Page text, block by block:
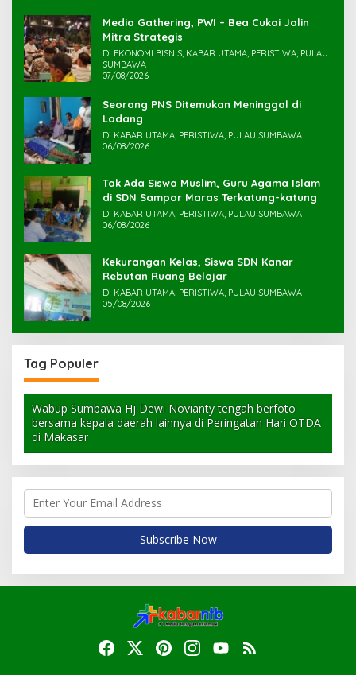
Media Gathering, PWI – Bea Cukai Jalin
Mitra Strategis
Di EKONOMI BISNIS, KABAR UTAMA, PERISTIWA, PULAU
SUMBAWA
07/08/2026
Seorang PNS Ditemukan Meninggal di
Ladang
Di KABAR UTAMA, PERISTIWA, PULAU SUMBAWA
06/08/2026
Tak Ada Siswa Muslim, Guru Agama Islam
di SDN Sampar Maras Terkatung-katung ‎
Di KABAR UTAMA, PERISTIWA, PULAU SUMBAWA
06/08/2026
Kekurangan Kelas, Siswa SDN Kanar
Rebutan Ruang Belajar
Di KABAR UTAMA, PERISTIWA, PULAU SUMBAWA
05/08/2026
Tag Populer
Wabup Sumbawa Hj Dewi Novianty tengah berfoto
bersama kepala daerah lainnya di Peringatan Hari OTDA
di Makasar